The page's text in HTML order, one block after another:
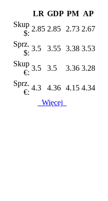
LR GDP PM AP
Skup
$:
2.85 2.85 2.73 2.67
Sprz.
$:
3.5 3.55 3.38 3.53
Skup
€:
3.5 3.5 3.36 3.28
Sprz.
€:
4.3 4.36 4.15 4.34
Więcej